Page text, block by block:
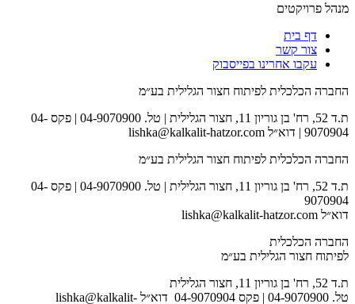
מנהל פרויקטים
דף בית
צור קשר
עקבו אחרינו בפייסבוק
החברה הכלכלית לפיתוח חצור הגלילית בע״מ
ת.ד 52, רח' בן גוריון 11, חצור הגלילית | טל. 04-9070900 | פקס 04-
9070904 | דוא״ל lishka@kalkalit-hatzor.com
החברה הכלכלית לפיתוח חצור הגלילית בע״מ
ת.ד 52, רח' בן גוריון 11, חצור הגלילית | טל. 04-9070900 | פקס 04-
9070904
דוא״ל lishka@kalkalit-hatzor.com
החברה הכלכלית
לפיתוח חצור הגלילית בע״מ
ת.ד 52, רח' בן גוריון 11, חצור הגלילית
טל. 04-9070900 | פקס 04-9070904 דוא״ל lishka@kalkalit-